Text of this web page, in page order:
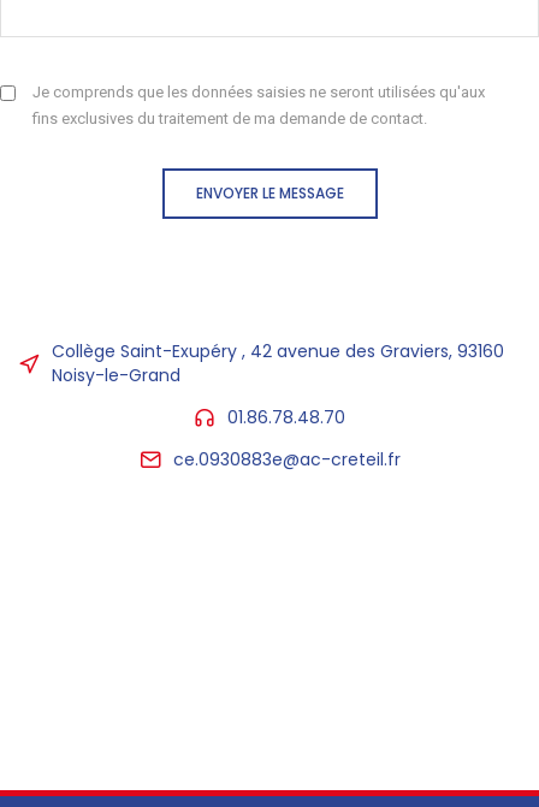
Je comprends que les données saisies ne seront utilisées qu'aux
fins exclusives du traitement de ma demande de contact.
ENVOYER LE MESSAGE
Collège Saint-Exupéry , 42 avenue des Graviers, 93160
Noisy-le-Grand
01.86.78.48.70
ce.0930883e@ac-creteil.fr